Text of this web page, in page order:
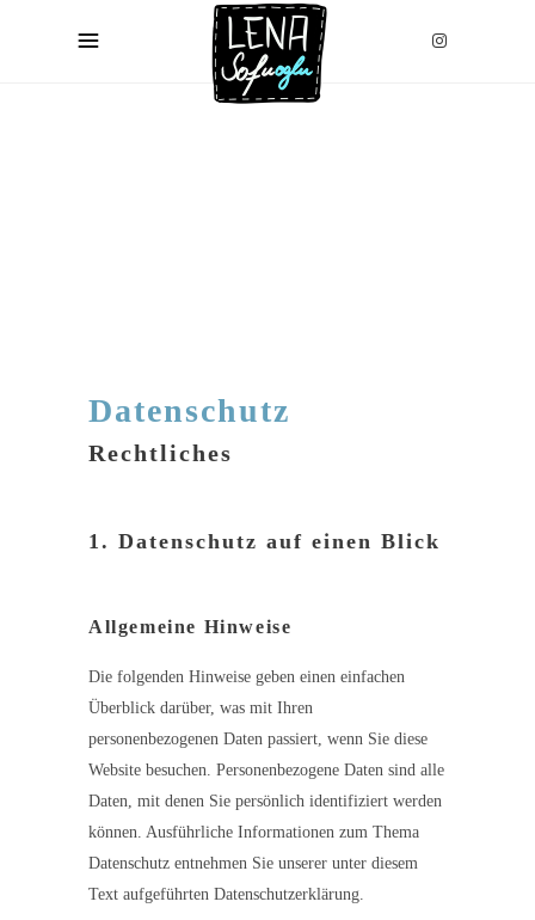
Datenschutz
Rechtliches
1. Datenschutz auf einen Blick
Allgemeine Hinweise
Die folgenden Hinweise geben einen einfachen
Überblick darüber, was mit Ihren
personenbezogenen Daten passiert, wenn Sie diese
Website besuchen. Personenbezogene Daten sind alle
Daten, mit denen Sie persönlich identifiziert werden
können. Ausführliche Informationen zum Thema
Datenschutz entnehmen Sie unserer unter diesem
Text aufgeführten Datenschutzerklärung.